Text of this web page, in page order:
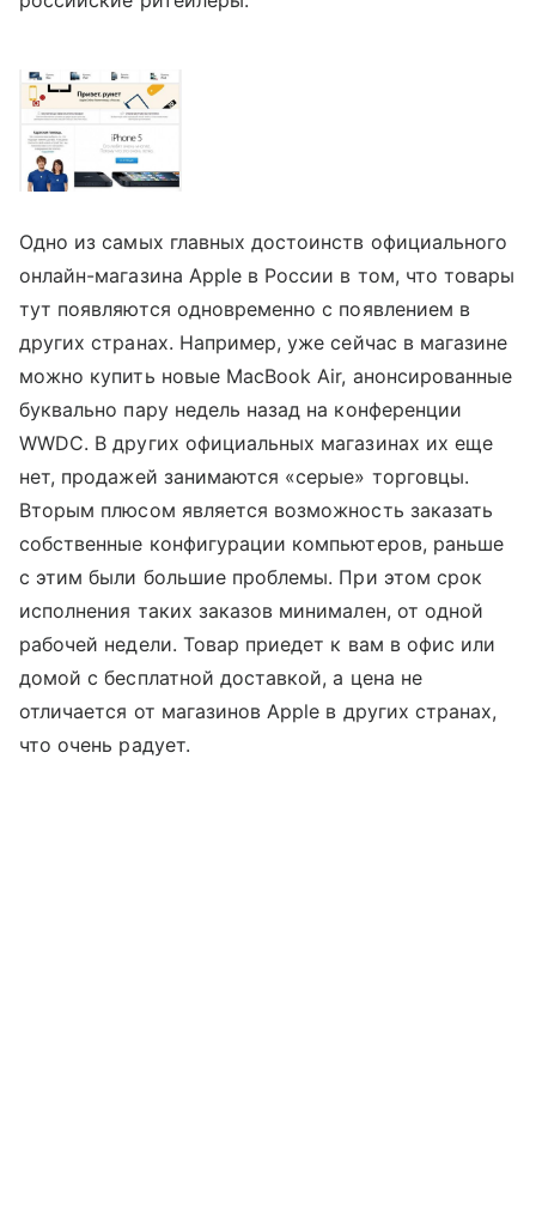
Одно из самых главных достоинств официального
онлайн-магазина Apple в России в том, что товары
тут появляются одновременно с появлением в
других странах. Например, уже сейчас в магазине
можно купить новые MacBook Air, анонсированные
буквально пару недель назад на конференции
WWDC. В других официальных магазинах их еще
нет, продажей занимаются «серые» торговцы.
Вторым плюсом является возможность заказать
собственные конфигурации компьютеров, раньше
с этим были большие проблемы. При этом срок
исполнения таких заказов минимален, от одной
рабочей недели. Товар приедет к вам в офис или
домой с бесплатной доставкой, а цена не
отличается от магазинов Apple в других странах,
что очень радует.